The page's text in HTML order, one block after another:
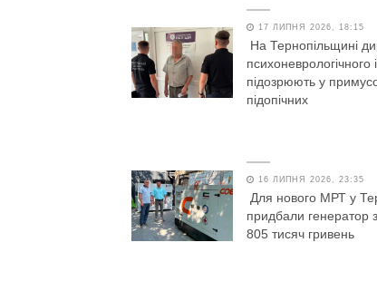
17 ЛИПНЯ 2026, 18:15
На Тернопільщині
психоневрологічного
підозрюють у
підопічних
16 ЛИПНЯ 2026, 23:35
Для нового МРТ у
придбали генератор
805 тисяч гривень